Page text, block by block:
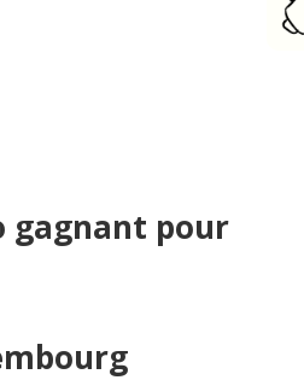
gagnant pour